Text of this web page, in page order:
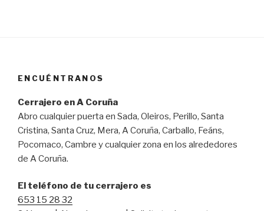
ENCUÉNTRANOS
Cerrajero en A Coruña
Abro cualquier puerta en Sada, Oleiros, Perillo, Santa
Cristina, Santa Cruz, Mera, A Coruña, Carballo, Feáns,
Pocomaco, Cambre y cualquier zona en los alrededores
de A Coruña.
El teléfono de tu cerrajero es
653 15 28 32